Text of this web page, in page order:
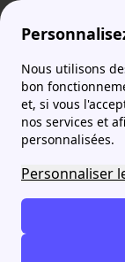
Nous utilisons
bon
et, si vous
nos services et
personnalisées.
Personnaliser
Agence France
Shell
éolien
en-Mer